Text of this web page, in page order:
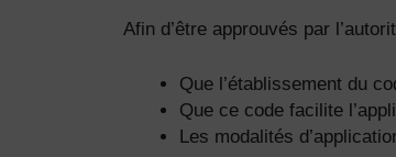
Afin d’être approuvés par
Que l’établissement du
Que ce code facilite
Les modalités